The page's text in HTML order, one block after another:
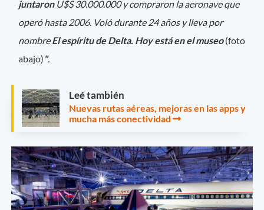
juntaron U$S 30.000.000 y compraron la aeronave que
operó hasta 2006. Voló durante 24 años y lleva por
nombreEl espíritu de Delta. Hoy está en el museo(foto
abajo) ".
Leé también
Nuevas rutas aéreas, mejoras en las apps y
mucha más conectividad